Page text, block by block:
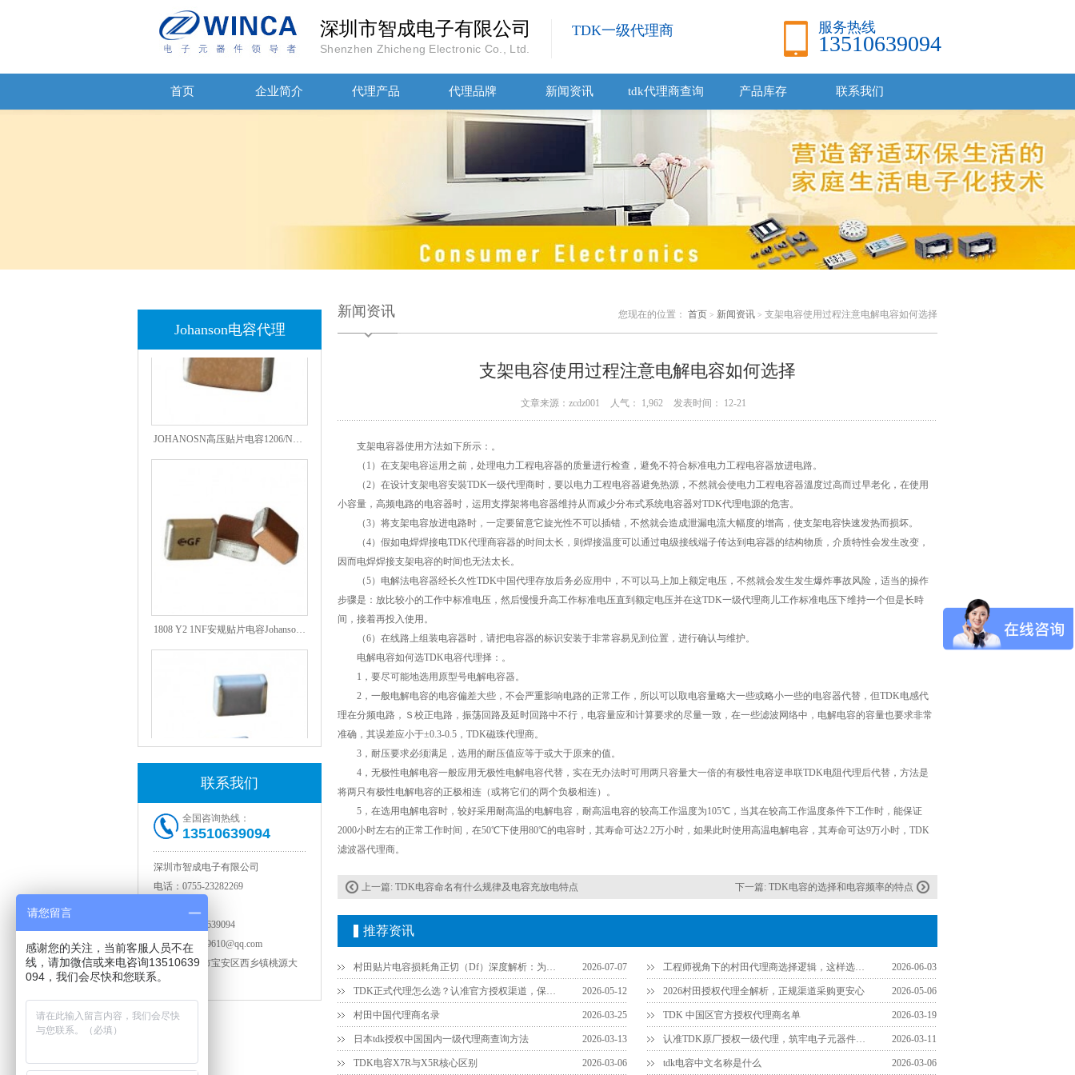
深圳市智成电子有限公司
Shenzhen Zhicheng Electronic Co., Ltd.
TDK一级代理商 服务热线
13510639094
首页 企业简介 代理产品 代理品牌 新闻资讯 tdk代理商查询 产品库存 联系我们
Johanson电容代理
JOHANSON代理商供应贴片电容500R07S2R2BV4T
JOHANOSN高压贴片电容1206/NPO/1000V/220PF/J档封装
1808 Y2 1NF安规贴片电容Johanson品牌
NPO高压贴片电容1808 3KV 100PF J
联系我们
全国咨询热线：
13510639094
深圳市智成电子有限公司
电话： 0755-23282269
13510639094
邮箱：114749610@qq.com
地址：深圳市宝安区西乡镇桃源大
新闻资讯 您现在的位置： 首页 > 新闻资讯 > 支架电容使用过程注意电解电容如何选择
支架电容使用过程注意电解电容如何选择
文章来源：zcdz001 人气： 1,962 发表时间： 12-21
支架电容器使用方法如下所示：。
（1）在支架电容运用之前，处理电力工程电容器的质量进行检查，避免不符合标准电力工程电容器放进电路。
（2）在设计支架电容安裝TDK一级代理商时，要以电力工程电容器避免热源，不然就会使电力工程电容器溫度过高而过早老化，在使用
小容量，高频电路的电容器时，运用支撑架将电容器维持从而减少分布式系统电容器对TDK代理电源的危害。
（3）将支架电容放进电路时，一定要留意它旋光性不可以插错，不然就会造成泄漏电流大幅度的增高，使支架电容快速发热而损坏。
（4）假如电焊焊接电TDK代理商容器的时间太长，则焊接温度可以通过电级接线端子传达到电容器的结构物质，介质特性会发生改变，
因而电焊焊接支架电容的时间也无法太长。
（5）电解法电容器经长久性TDK中国代理存放后务必应用中，不可以马上加上额定电压，不然就会发生发生爆炸事故风险，适当的操作
步骤是：放比较小的工作中标准电压，然后慢慢升高工作标准电压直到额定电压并在这TDK一级代理商儿工作标准电压下维持一个但是长時
间，接着再投入使用。
（6）在线路上组装电容器时，请把电容器的标识安装于非常容易见到位置，进行确认与维护。
电解电容如何选TDK电容代理择：。
1，要尽可能地选用原型号电解电容器。
2，一般电解电容的电容偏差大些，不会严重影响电路的正常工作，所以可以取电容量略大一些或略小一些的电容器代替，但TDK电感代
理在分频电路，Ｓ校正电路，振荡回路及延时回路中不行，电容量应和计算要求的尽量一致，在一些滤波网络中，电解电容的容量也要求非常
准确，其误差应小于±0.3-0.5，TDK磁珠代理商。
3，耐压要求必须满足，选用的耐压值应等于或大于原来的值。
4，无极性电解电容一般应用无极性电解电容代替，实在无办法时可用两只容量大一倍的有极性电容逆串联TDK电阻代理后代替，方法是
将两只有极性电解电容的正极相连（或将它们的两个负极相连）。
5，在选用电解电容时，较好采用耐高温的电解电容，耐高温电容的较高工作温度为105℃，当其在较高工作温度条件下工作时，能保证
2000小时左右的正常工作时间，在50℃下使用80℃的电容时，其寿命可达2.2万小时，如果此时使用高温电解电容，其寿命可达9万小时，TDK
滤波器代理商。
上一篇: TDK电容命名有什么规律及电容充放电特点 下一篇: TDK电容的选择和电容频率的特点
推荐资讯
村田贴片电容损耗角正切（Df）深度解析：为什么说它是衡量品质的关键参数？ 2026-07-07 工程师视角下的村田代理商选择逻辑，这样选少走弯路 2026-06-03
TDK正式代理怎么选？认准官方授权渠道，保障供应链安全 2026-05-12 2026村田授权代理全解析，正规渠道采购更安心 2026-05-06
村田中国代理商名录 2026-03-25 TDK 中国区官方授权代理商名单 2026-03-19
日本tdk授权中国国内一级代理商查询方法 2026-03-13 认准TDK原厂授权一级代理，筑牢电子元器件采购品质防线 2026-03-11
TDK电容X7R与X5R核心区别 2026-03-06 tdk电容中文名称是什么 2026-03-06
请您留言
感谢您的关注，当前客服人员不在
线，请加微信或来电咨询13510639
094，我们会尽快和您联系。